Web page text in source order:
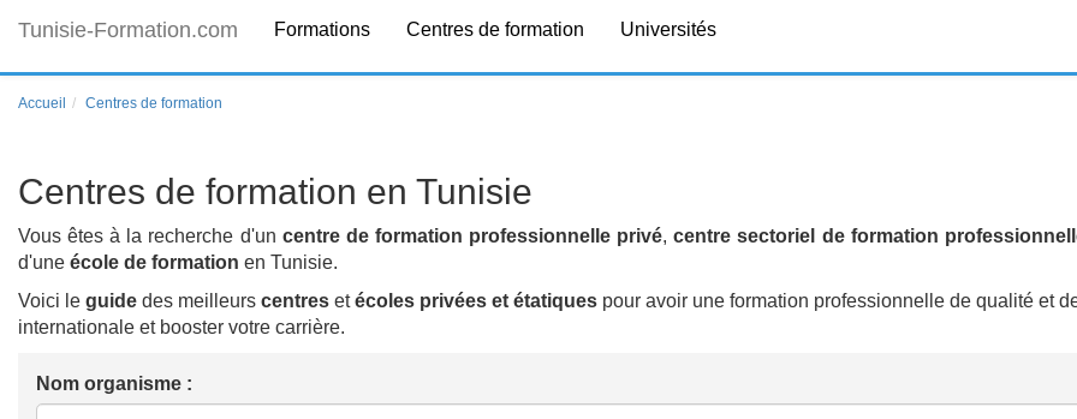
Tunisie-Formation.com Formations Centres de formation Universités
Accueil Centres de formation
Centres de formation en Tunisie
Vous êtes à la recherche d'un centre de formation professionnelle privé,centre sectoriel de formation
d'une école de formation en Tunisie.
Voici le guide des meilleurs centres etécoles privées et étatiques pour avoir une formation professionnelle de qualité et
internationale et booster votre carrière.
Nom organisme :